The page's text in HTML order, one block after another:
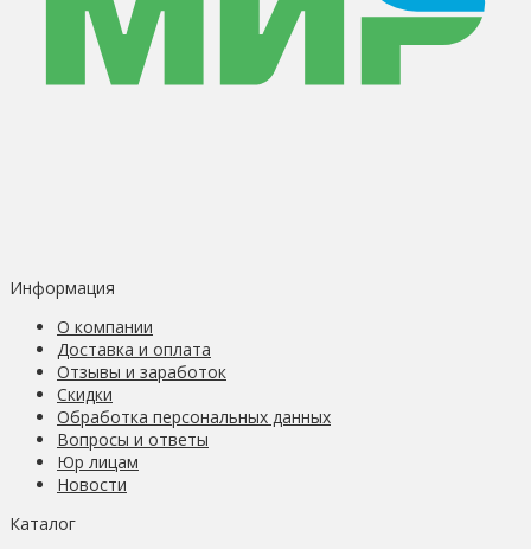
Информация
О компании
Доставка и оплата
Отзывы и заработок
Скидки
Обработка персональных данных
Вопросы и ответы
Юр лицам
Новости
Каталог